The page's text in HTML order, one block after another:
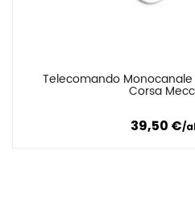
Telecomando
Corsa
39,50 €